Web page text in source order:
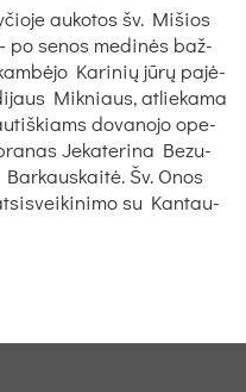
au­ko­tos šv. Mi­šios
po se­nos me­di­nės baž­
Ka­ri­nių jū­rų pa­jė­
Mik­niaus, at­lie­ka­ma
do­va­no­jo ope­
Je­ka­te­ri­na Be­zu­
Šv. Onos
su Kan­tau­